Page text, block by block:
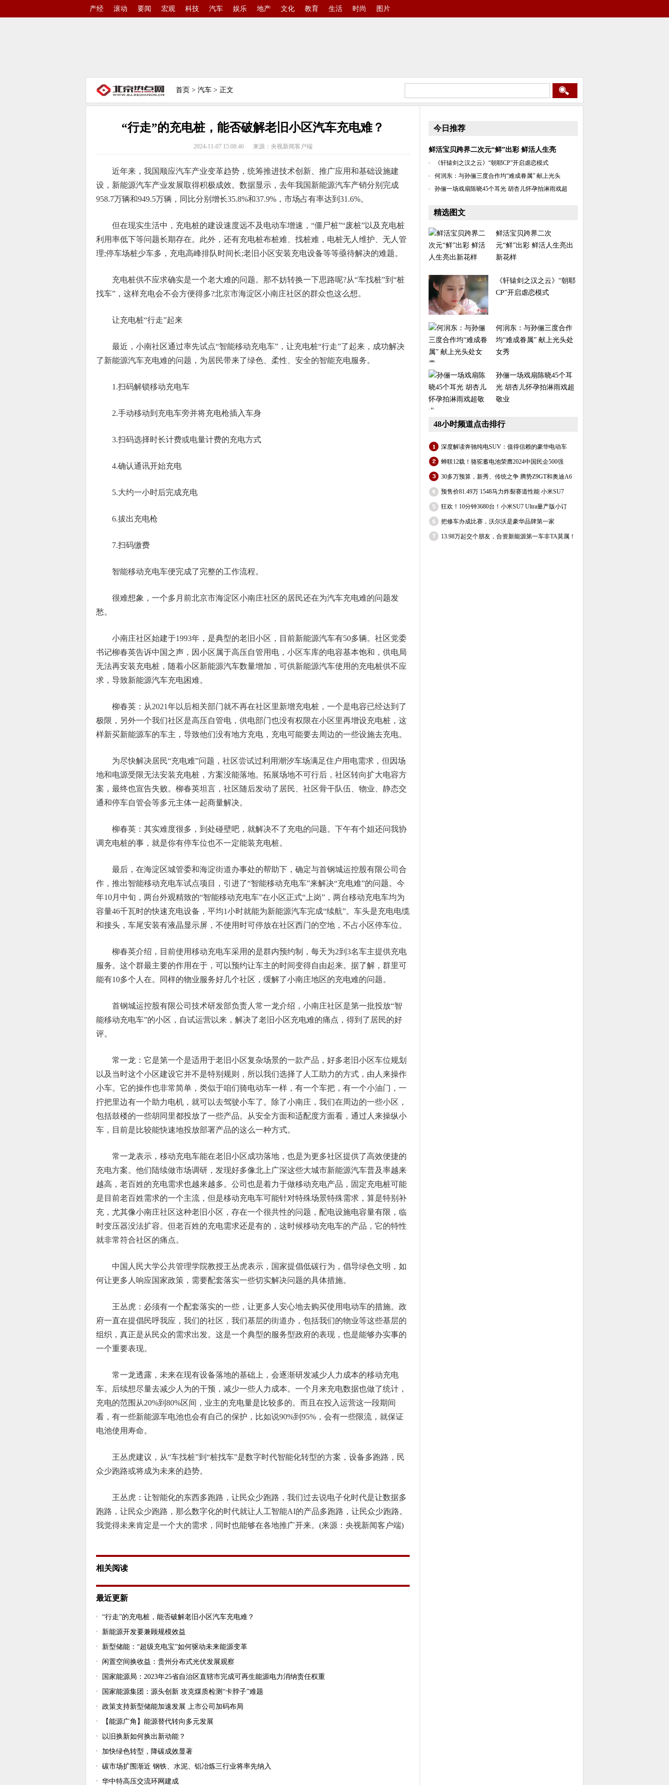
产经 滚动 要闻 宏观 科技 汽车 娱乐 地产 文化 教育 生活 时尚 图片
首页 > 汽车 > 正文
“行走”的充电桩，能否破解老旧小区汽车充电难？
2024-11-07 15:08:46 来源：央视新闻客户端
近年来，我国顺应汽车产业变革趋势，统筹推进技术创新、推广应用和基础设施建
设，新能源汽车产业发展取得积极成效。数据显示，去年我国新能源汽车产销分别完成
958.7万辆和949.5万辆，同比分别增长35.8%和37.9%，市场占有率达到31.6%。
但在现实生活中，充电桩的建设速度远不及电动车增速，“僵尸桩”“废桩”以及充电桩
利用率低下等问题长期存在。此外，还有充电桩布桩难、找桩难，电桩无人维护、无人管
理;停车场桩少车多，充电高峰排队时间长;老旧小区安装充电设备等等亟待解决的难题。
充电桩供不应求确实是一个老大难的问题。那不妨转换一下思路呢?从“车找桩”到“桩
找车”，这样充电会不会方便得多?北京市海淀区小南庄社区的群众也这么想。
让充电桩“行走”起来
最近，小南社区通过率先试点“智能移动充电车”，让充电桩“行走”了起来，成功解决
了新能源汽车充电难的问题，为居民带来了绿色、柔性、安全的智能充电服务。
1.扫码解锁移动充电车
2.手动移动到充电车旁并将充电枪插入车身
3.扫码选择时长计费或电量计费的充电方式
4.确认通讯开始充电
5.大约一小时后完成充电
6.拔出充电枪
7.扫码缴费
智能移动充电车便完成了完整的工作流程。
很难想象，一个多月前北京市海淀区小南庄社区的居民还在为汽车充电难的问题发
愁。
小南庄社区始建于1993年，是典型的老旧小区，目前新能源汽车有50多辆。社区党委
书记柳春英告诉中国之声，因小区属于高压自管用电，小区车库的电容基本饱和，供电局
无法再安装充电桩，随着小区新能源汽车数量增加，可供新能源汽车使用的充电桩供不应
求，导致新能源汽车充电困难。
柳春英：从2021年以后相关部门就不再在社区里新增充电桩，一个是电容已经达到了
极限，另外一个我们社区是高压自管电，供电部门也没有权限在小区里再增设充电桩，这
样新买新能源车的车主，导致他们没有地方充电，充电可能要去周边的一些设施去充电。
为尽快解决居民“充电难”问题，社区尝试过利用潮汐车场满足住户用电需求，但因场
地和电源受限无法安装充电桩，方案没能落地。拓展场地不可行后，社区转向扩大电容方
案，最终也宣告失败。柳春英坦言，社区随后发动了居民、社区骨干队伍、物业、静态交
通和停车自管会等多元主体一起商量解决。
柳春英：其实难度很多，到处碰壁吧，就解决不了充电的问题。下午有个姐还问我协
调充电桩的事，就是你有停车位也不一定能装充电桩。
最后，在海淀区城管委和海淀街道办事处的帮助下，确定与首钢城运控股有限公司合
作，推出智能移动充电车试点项目，引进了“智能移动充电车”来解决“充电难”的问题。今
年10月中旬，两台外观精致的“智能移动充电车”在小区正式“上岗”，两台移动充电车均为
容量46千瓦时的快速充电设备，平均1小时就能为新能源汽车完成“续航”。车头是充电电缆
和接头，车尾安装有液晶显示屏，不使用时可停放在社区西门的空地，不占小区停车位。
柳春英介绍，目前使用移动充电车采用的是群内预约制，每天为2到3名车主提供充电
服务。这个群最主要的作用在于，可以预约让车主的时间变得自由起来。据了解，群里可
能有10多个人在。同样的物业服务好几个社区，缓解了小南庄地区的充电难的问题。
首钢城运控股有限公司技术研发部负责人常一龙介绍，小南庄社区是第一批投放“智
能移动充电车”的小区，自试运营以来，解决了老旧小区充电难的痛点，得到了居民的好
评。
常一龙：它是第一个是适用于老旧小区复杂场景的一款产品，好多老旧小区车位规划
以及当时这个小区建设它并不是特别规则，所以我们选择了人工助力的方式，由人来操作
小车。它的操作也非常简单，类似于咱们骑电动车一样，有一个车把，有一个小油门，一
拧把里边有一个助力电机，就可以去驾驶小车了。除了小南庄，我们在周边的一些小区，
包括鼓楼的一些胡同里都投放了一些产品。从安全方面和适配度方面看，通过人来操纵小
车，目前是比较能快速地投放部署产品的这么一种方式。
常一龙表示，移动充电车能在老旧小区成功落地，也是为更多社区提供了高效便捷的
充电方案。他们陆续做市场调研，发现好多像北上广深这些大城市新能源汽车普及率越来
越高，老百姓的充电需求也越来越多。公司也是着力于做移动充电产品，固定充电桩可能
是目前老百姓需求的一个主流，但是移动充电车可能针对特殊场景特殊需求，算是特别补
充，尤其像小南庄社区这种老旧小区，存在一个很共性的问题，配电设施电容量有限，临
时变压器没法扩容。但老百姓的充电需求还是有的，这时候移动充电车的产品，它的特性
就非常符合社区的痛点。
中国人民大学公共管理学院教授王丛虎表示，国家提倡低碳行为，倡导绿色文明，如
何让更多人响应国家政策，需要配套落实一些切实解决问题的具体措施。
王丛虎：必须有一个配套落实的一些，让更多人安心地去购买使用电动车的措施。政
府一直在提倡民呼我应，我们的社区，我们基层的街道办，包括我们的物业等这些基层的
组织，真正是从民众的需求出发。这是一个典型的服务型政府的表现，也是能够办实事的
一个重要表现。
常一龙透露，未来在现有设备落地的基础上，会逐渐研发减少人力成本的移动充电
车。后续想尽量去减少人为的干预，减少一些人力成本。一个月来充电数据也做了统计，
充电的范围从20%到80%区间，业主的充电量是比较多的。而且在投入运营这一段期间
看，有一些新能源车电池也会有自己的保护，比如说90%到95%，会有一些限流，就保证
电池使用寿命。
王丛虎建议，从“车找桩”到“桩找车”是数字时代智能化转型的方案，设备多跑路，民
众少跑路或将成为未来的趋势。
王丛虎：让智能化的东西多跑路，让民众少跑路，我们过去说电子化时代是让数据多
跑路，让民众少跑路，那么数字化的时代就让人工智能AI的产品多跑路，让民众少跑路。
我觉得未来肯定是一个大的需求，同时也能够在各地推广开来。(来源：央视新闻客户端)
相关阅读
最近更新
“行走”的充电桩，能否破解老旧小区汽车充电难？
新能源开发要兼顾规模效益
新型储能：“超级充电宝”如何驱动未来能源变革
闲置空间换收益：贵州分布式光伏发展观察
国家能源局：2023年25省自治区直辖市完成可再生能源电力消纳责任权重
国家能源集团：源头创新 攻克煤质检测“卡脖子”难题
政策支持新型储能加速发展 上市公司加码布局
【能源广角】能源替代转向多元发展
以旧换新如何换出新动能？
加快绿色转型，降碳成效显著
碳市场扩围渐近 钢铁、水泥、铝冶炼三行业将率先纳入
华中特高压交流环网建成
今日推荐
鲜活宝贝跨界二次元“鲜”出彩 鲜活人生亮
《轩辕剑之汉之云》“朝耶CP”开启虐恋模式
何润东：与孙俪三度合作均“难成眷属” 献上光头
孙俪一场戏扇陈晓45个耳光 胡杏儿怀孕拍淋雨戏超
精选图文
鲜活宝贝跨界二次
元“鲜”出彩 鲜活人生亮出
新花样
《轩辕剑之汉之云》“朝耶
CP”开启虐恋模式
何润东：与孙俪三度合作
均“难成眷属” 献上光头处
女秀
孙俪一场戏扇陈晓45个耳
光 胡杏儿怀孕拍淋雨戏超
敬业
48小时频道点击排行
深度解读奔驰纯电SUV：值得信赖的豪华电动车
蝉联12载！骆驼蓄电池荣膺2024中国民企500强
30多万预算，新秀、传统之争 腾势Z9GT和奥迪A6
预售价81.49万 1548马力炸裂赛道性能 小米SU7
狂欢！10分钟3680台！小米SU7 Ultra量产版小订
把修车办成比赛，沃尔沃是豪华品牌第一家
13.98万起交个朋友，合资新能源第一车非TA莫属！